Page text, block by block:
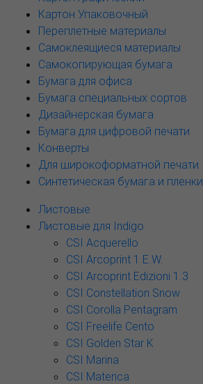
Картон Упаковочный
Переплетные материалы
Самоклеящиеся материалы
Самокопирующая бумага
Бумага для офиса
Бумага специальных сортов
Дизайнерская бумага
Бумага для цифровой печати
Конверты
Для широкоформатной печати
Синтетическая бумага и пленки
Листовые
Листовые для Indigo
CSI Acquerello
CSI Arcoprint 1 E.W.
CSI Arcoprint Edizioni 1.3
CSI Constellation Snow
CSI Corolla Pentagram
CSI Freelife Cento
CSI Golden Star K
CSI Marina
CSI Materica